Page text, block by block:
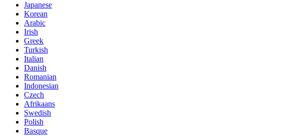
Japanese
Korean
Arabic
Irish
Greek
Turkish
Italian
Danish
Romanian
Indonesian
Czech
Afrikaans
Swedish
Polish
Basque